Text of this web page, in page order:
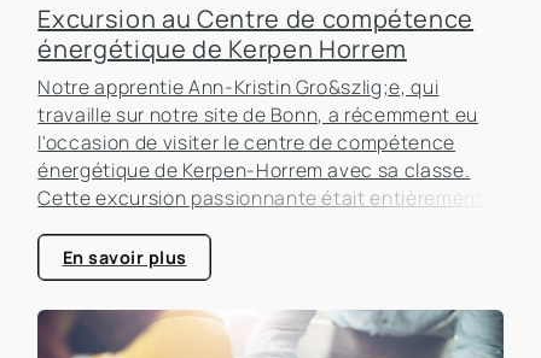
Excursion au Centre de compétence
énergétique de Kerpen Horrem
Notre apprentie Ann-Kristin Gro&szlig;e, qui
travaille sur notre site de Bonn, a récemment eu
l'occasion de visiter le centre de compétence
énergétique de Kerpen-Horrem avec sa classe.
Cette excursion passionnante était entièrement
bâtiments, un sujet qui prend de plus en plus
d'importance dans le secteur immobilier.
En savoir plus